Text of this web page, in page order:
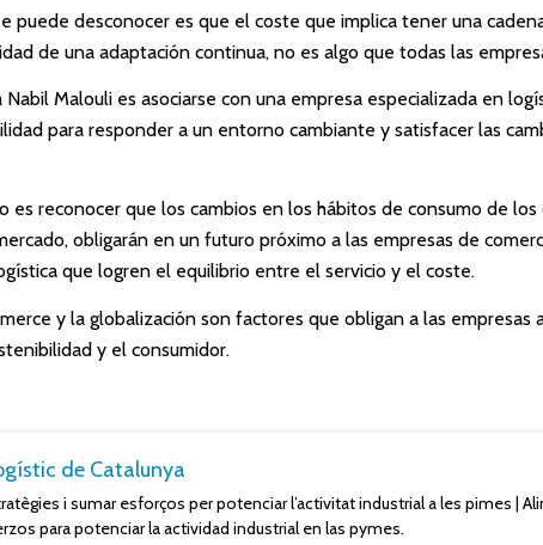
puede desconocer es que el coste que implica tener una
de una adaptación continua, no es algo que todas las
Malouli es asociarse con una empresa especializada en
para responder a un entorno cambiante y satisfacer las
reconocer que los cambios en los hábitos de consumo de
obligarán en un futuro próximo a las empresas de
que logren el equilibrio entre el servicio y el coste.
y la globalización son factores que obligan a las empresas
y el consumidor.
de Catalunya
i sumar esforços per potenciar l’activitat industrial a les pimes |
para potenciar la actividad industrial en las pymes.